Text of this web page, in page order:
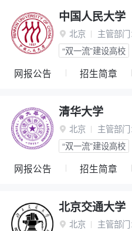
中国人民大学
 北京 主管部门
“双一流”建设高校
网报公告 招生简章
清华大学
 北京 主管部门
“双一流”建设高校
网报公告 招生简章
北京交通大学
 北京 主管部门